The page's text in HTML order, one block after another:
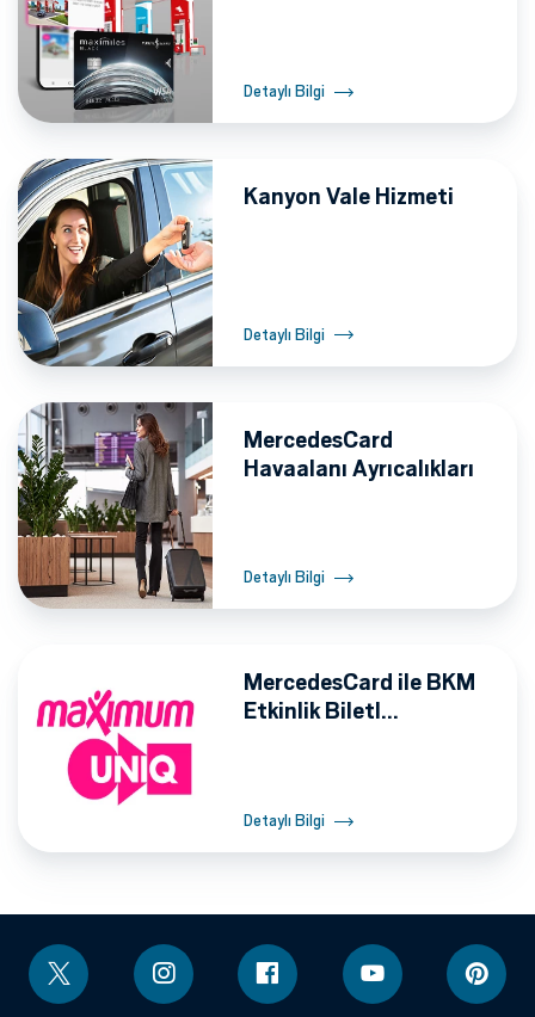
Detaylı Bilgi
Kanyon Vale Hizmeti
Detaylı Bilgi
MercedesCard
Havaalanı Ayrıcalıkları
Detaylı Bilgi
MercedesCard ile BKM
Etkinlik Biletl...
Detaylı Bilgi